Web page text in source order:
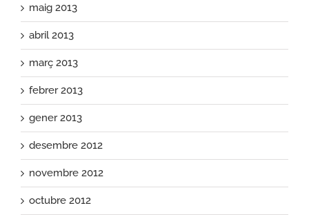
maig 2013
abril 2013
març 2013
febrer 2013
gener 2013
desembre 2012
novembre 2012
octubre 2012